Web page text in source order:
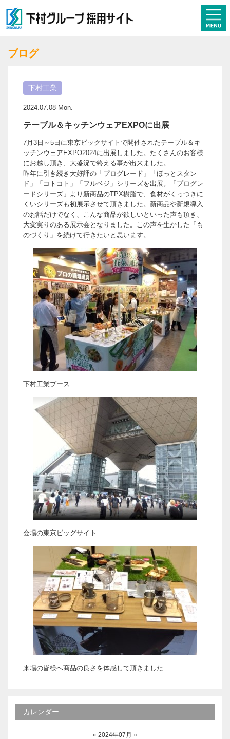
ブログ
下村工業
2024.07.08 Mon.
テーブル＆キッチンウェアEXPOに出展
7月3日～5日に東京ビックサイトで開催されたテーブル＆キ
ッチンウェアEXPO2024に出展しました。たくさんのお客様
にお越し頂き、大盛況で終える事が出来ました。
昨年に引き続き大好評の「プログレード」「ほっとスタン
ド」「コトコト」「フルベジ」シリーズを出展。「プログレ
ードシリーズ」より新商品のTPX樹脂で、食材がくっつきに
くいシリーズも初展示させて頂きました。新商品や新規導入
のお話だけでなく、こんな商品が欲しいといった声も頂き、
大変実りのある展示会となりました。この声を生かした「も
のづくり」を続けて行きたいと思います。
下村工業ブース
会場の東京ビッグサイト
来場の皆様へ商品の良さを体感して頂きました
カレンダー
« 2024年07月 »